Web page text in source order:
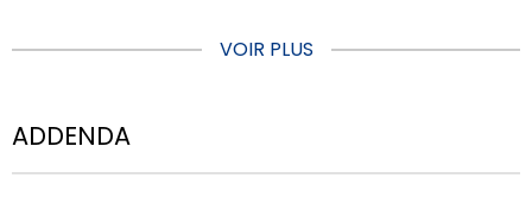
VOIR PLUS
ADDENDA